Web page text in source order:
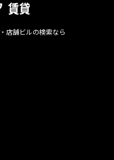
店舗ビルの検索なら